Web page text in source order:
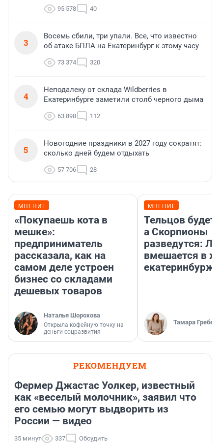
95 578 40
3
Восемь сбили, три упали. Все, что известно
об атаке БПЛА на Екатеринбург к этому часу
73 374 320
4
Неподалеку от склада Wildberries в
Екатеринбурге заметили столб черного дыма
63 898 112
5
Новогодние праздники в 2027 году сократят:
сколько дней будем отдыхать
57 706 28
МНЕНИЕ
«Покупаешь кота в
мешке»:
предприниматель
рассказала, как на
самом деле устроен
бизнес со складами
дешевых товаров
Наталья Шорохова
Открыла кофейную точку на
деньги соцразвития
МНЕНИЕ
Тельцов будет
а Скорпионы
разведутся:
вмешается в
Тамара
РЕКОМЕНДУЕМ
Фермер Джастас Уолкер, известный
как «веселый молочник», заявил что
его семью могут выдворить из
России — видео
35 минут 337 Обсудить